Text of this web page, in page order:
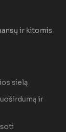
ir kitomis
sielą
ir